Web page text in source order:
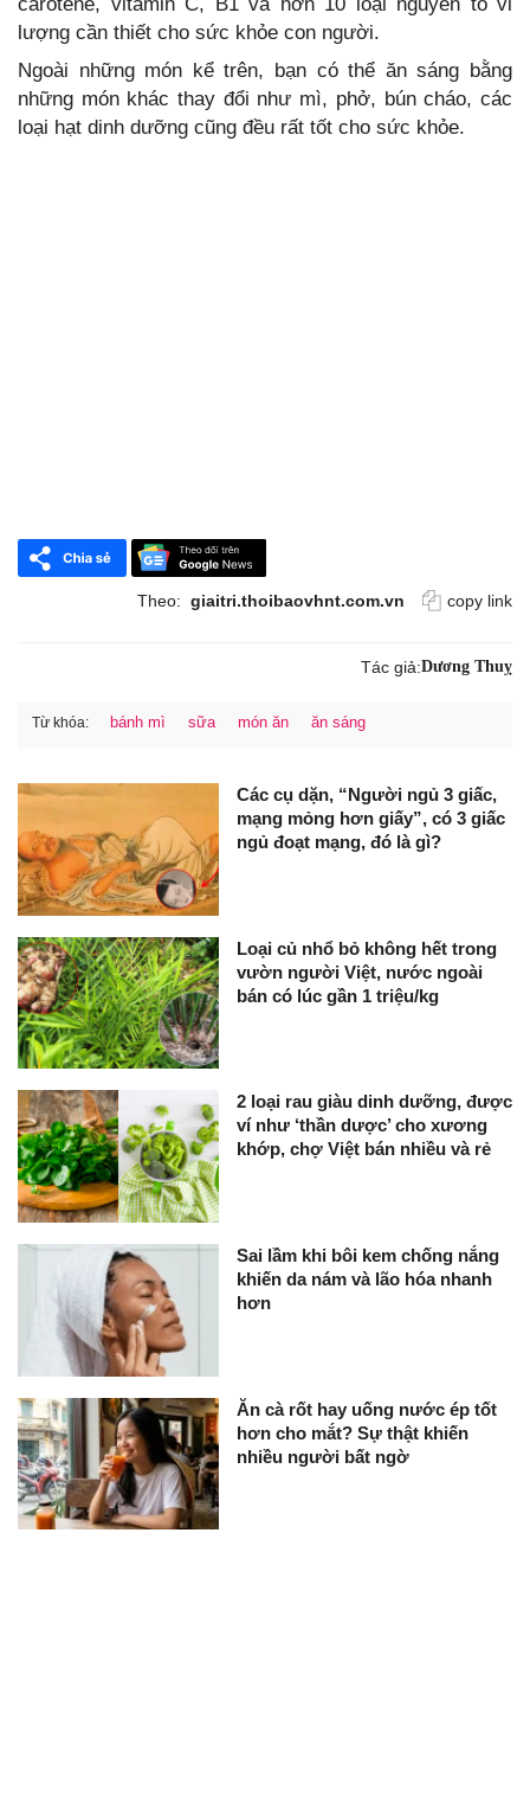
carotene, vitamin C, B1 và hơn 10 loại nguyên tố vi
lượng cần thiết cho sức khỏe con người.
Ngoài những món kể trên, bạn có thể ăn sáng bằng
những món khác thay đổi như mì, phở, bún cháo, các
loại hạt dinh dưỡng cũng đều rất tốt cho sức khỏe.
Theo: giaitri.thoibaovhnt.com.vn copy link
Tác giả:Dương Thuỵ
Từ khóa: bánh mì sữa món ăn ăn sáng
Các cụ dặn, “Người ngủ 3 giấc,
mạng mỏng hơn giấy”, có 3 giấc
ngủ đoạt mạng, đó là gì?
Loại củ nhổ bỏ không hết trong
vườn người Việt, nước ngoài
bán có lúc gần 1 triệu/kg
2 loại rau giàu dinh dưỡng, được
ví như ‘thần dược’ cho xương
khớp, chợ Việt bán nhiều và rẻ
Sai lầm khi bôi kem chống nắng
khiến da nám và lão hóa nhanh
hơn
Ăn cà rốt hay uống nước ép tốt
hơn cho mắt? Sự thật khiến
nhiều người bất ngờ